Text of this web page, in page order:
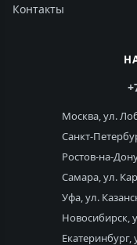
Контакты
Москва, ул.
Санкт-
Ростов-на-
Самара, ул.
Уфа, ул.
Новосибирск,